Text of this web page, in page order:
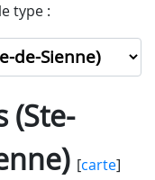
type :
(Ste-
[carte]